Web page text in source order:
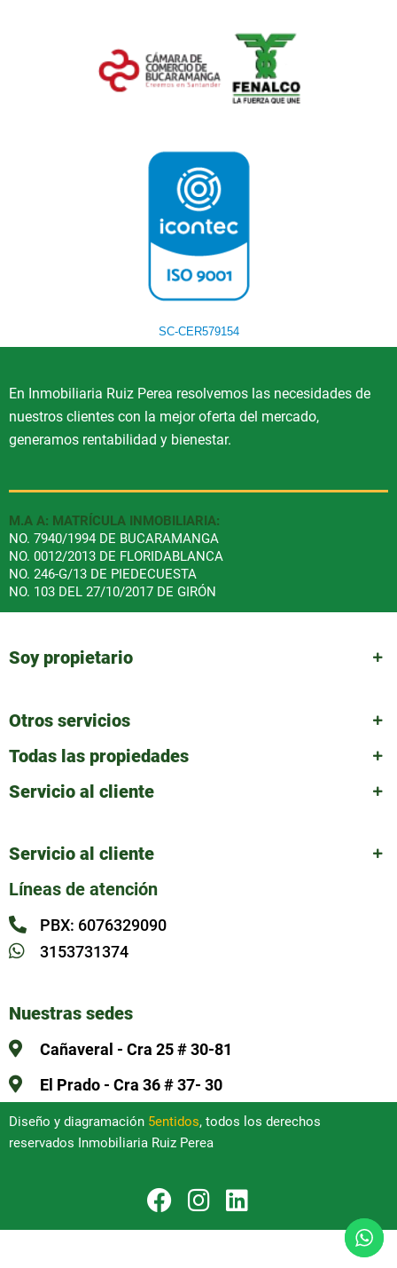
SC-CER579154
En Inmobiliaria Ruiz Perea resolvemos las necesidades de
nuestros clientes con la mejor oferta del mercado,
generamos rentabilidad y bienestar.
M.A A: MATRÍCULA INMOBILIARIA:
NO. 7940/1994 DE BUCARAMANGA
NO. 0012/2013 DE FLORIDABLANCA
NO. 246-G/13 DE PIEDECUESTA
NO. 103 DEL 27/10/2017 DE GIRÓN
Soy propietario
Otros servicios
Todas las propiedades
Servicio al cliente
Servicio al cliente
Líneas de atención
PBX: 6076329090
3153731374
Nuestras sedes
Cañaveral - Cra 25 # 30-81
El Prado - Cra 36 # 37- 30
Diseño y diagramación 5entidos, todos los derechos
reservados Inmobiliaria Ruiz Perea